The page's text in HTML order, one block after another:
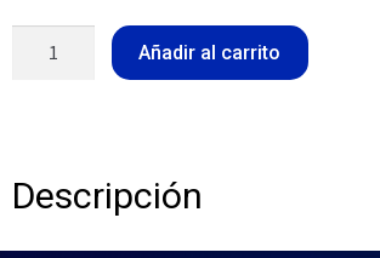
Añadir al carrito
Descripción